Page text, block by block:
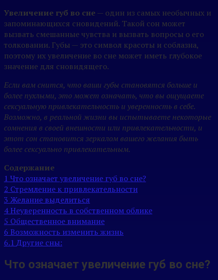
Увеличение губ во сне — один из самых необычных и
запоминающихся сновидений. Такой сон может
вызвать смешанные чувства и вызвать вопросы о его
толковании. Губы — это символ красоты и соблазна,
поэтому их увеличение во сне может иметь глубокое
значение для сновидящего.
Если вам снится, что ваши губы становятся больше и
более пухлыми, это может означать, что вы ощущаете
сексуальную привлекательность и уверенность в себе.
Возможно, в реальной жизни вы испытываете некоторые
сомнения в своей внешности или привлекательности, и
этот сон становится зеркалом вашего желания быть
более сексуально привлекательным.
Содержание
1 Что означает увеличение губ во сне?
2 Стремление к привлекательности
3 Желание выделиться
4 Неуверенность в собственном облике
5 Общественное внимание
6 Возможность изменить жизнь
6.1 Другие сны:
Что означает увеличение губ во сне?